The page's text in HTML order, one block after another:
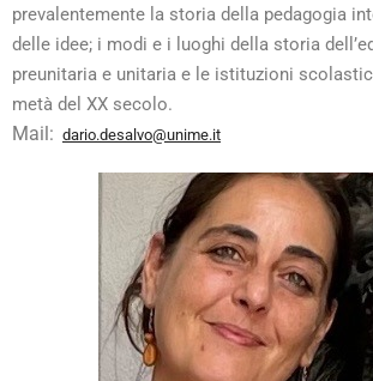
prevalentemente la storia della pedagogia
delle idee; i modi e i luoghi della storia
preunitaria e unitaria e le istituzioni
metà del XX secolo.
Mail: dario.desalvo@unime.it